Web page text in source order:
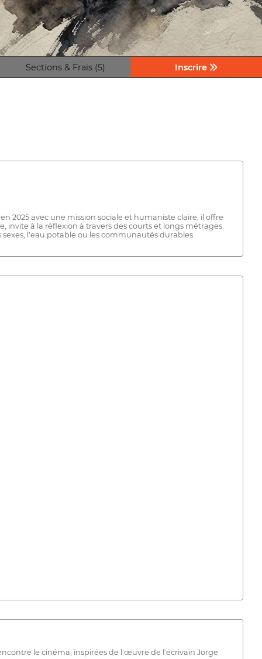
Sections & Frais (5) Inscrire
2025 avec une mission sociale et humaniste claire, il offre
invite à la réflexion à travers des courts et longs métrages
l'eau potable ou les communautés durables.
le cinéma, inspirées de l'œuvre de l'écrivain Jorge